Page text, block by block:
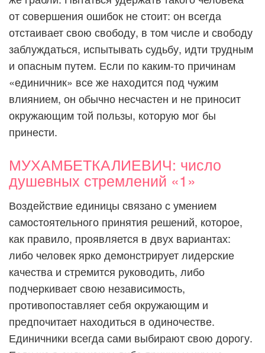
от совершения ошибок не стоит: он всегда
отстаивает свою свободу, в том числе и свободу
заблуждаться, испытывать судьбу, идти трудным
и опасным путем. Если по каким-то причинам
«единичник» все же находится под чужим
влиянием, он обычно несчастен и не приносит
окружающим той пользы, которую мог бы
принести.
МУХАМБЕТКАЛИЕВИЧ: число
душевных стремлений «1»
Воздействие единицы связано с умением
самостоятельного принятия решений, которое,
как правило, проявляется в двух вариантах:
либо человек ярко демонстрирует лидерские
качества и стремится руководить, либо
подчеркивает свою независимость,
противопоставляет себя окружающим и
предпочитает находиться в одиночестве.
Единичники всегда сами выбирают свою дорогу.